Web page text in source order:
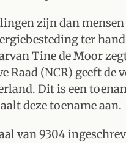
zijn dan
ter
Tine de Moor
Raad (NCR) geeft de
Dit is een
deze toename aan.
van 9304